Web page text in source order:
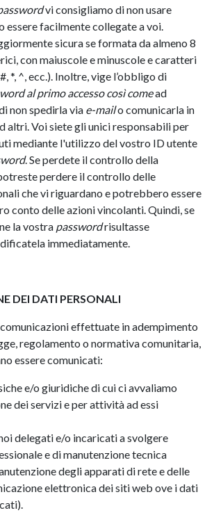
vi consigliamo di non usare
essere facilmente collegate a voi.
sicura se formata da almeno 8
con maiuscole e minuscole e caratteri
*, ^, ecc.). Inoltre, vige l’obbligo di
al primo accesso così comead
non spedirla via e-mailo comunicarla in
altri. Voi siete gli unici responsabili per
mediante l'utilizzo del vostro ID utente
. Se perdete il controllo della
perdere il controllo delle
che vi riguardano e potrebbero essere
conto delle azioni vincolanti. Quindi, se
la vostra passwordrisultasse
immediatamente.
DEI DATI PERSONALI
effettuate in adempimento
regolamento o normativa comunitaria,
essere comunicati:
e/o giuridiche di cui ci avvaliamo
dei servizi e per attività ad essi
delegati e/o incaricati a svolgere
e di manutenzione tecnica
degli apparati di rete e delle
elettronica dei siti web ove i dati